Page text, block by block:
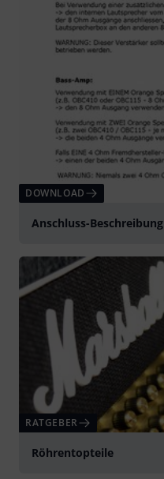
DOWNLOAD
Anschluss-Beschreibung
RATGEBER
Röhrentopteile